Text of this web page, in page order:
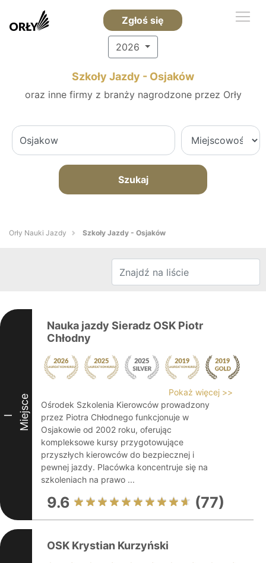
Zgłoś się
2026
Szkoły Jazdy - Osjaków
oraz inne firmy z branży nagrodzone przez Orły
Szukaj
Orły Nauki Jazdy Szkoły Jazdy - Osjaków
I Miejsce
Nauka jazdy Sieradz OSK Piotr
Chłodny
Pokaż więcej >>
Ośrodek Szkolenia Kierowców prowadzony
przez Piotra Chłodnego funkcjonuje w
Osjakowie od 2002 roku, oferując
kompleksowe kursy przygotowujące
przyszłych kierowców do bezpiecznej i
pewnej jazdy. Placówka koncentruje się na
szkoleniach na prawo ...
9.6 (77)
OSK Krystian Kurzyński